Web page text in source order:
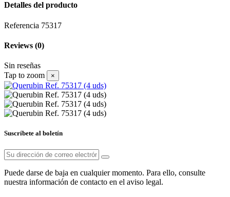
Detalles del producto
Referencia 75317
Reviews (0)
Sin reseñas
Tap to zoom
×
Suscríbete al boletín
Puede darse de baja en cualquier momento. Para ello, consulte
nuestra información de contacto en el aviso legal.